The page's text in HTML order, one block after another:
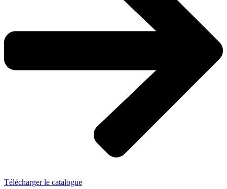
Télécharger le catalogue